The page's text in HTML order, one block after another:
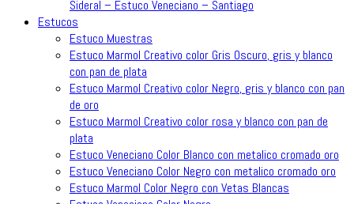
Sideral – Estuco Veneciano – Santiago
Estucos
Estuco Muestras
Estuco Marmol Creativo color Gris Oscuro, gris y blanco
con pan de plata
Estuco Marmol Creativo color Negro, gris y blanco con pan
de oro
Estuco Marmol Creativo color rosa y blanco con pan de
plata
Estuco Veneciano Color Blanco con metalico cromado oro
Estuco Veneciano Color Negro con metalico cromado oro
Estuco Marmol Color Negro con Vetas Blancas